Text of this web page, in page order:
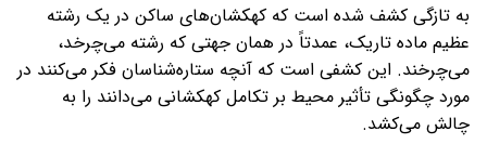
به تازگی کشف شده است که کهکشان‌های ساکن در یک رشته
عظیم ماده تاریک، عمدتاً در همان جهتی که رشته می‌چرخد،
می‌چرخند. این کشفی است که آنچه ستاره‌شناسان فکر می‌کنند در
مورد چگونگی تأثیر محیط بر تکامل کهکشانی می‌دانند را به
چالش می‌کشد.